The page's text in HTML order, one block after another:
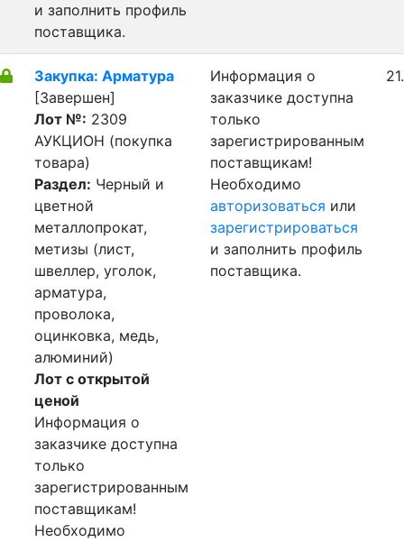
и заполнить профиль
поставщика.
Закупка: Арматура
[Завершен]
Лот №: 2309
АУКЦИОН (покупка
товара)
Раздел: Черный и
цветной
металлопрокат,
метизы (лист,
швеллер, уголок,
арматура,
проволока,
оцинковка, медь,
алюминий)
Лот с открытой
ценой
Информация о
заказчике доступна
только
зарегистрированным
поставщикам!
Необходимо
Информация о
заказчике доступна
только
зарегистрированным
поставщикам!
Необходимо
авторизоваться или
зарегистрироваться
и заполнить профиль
поставщика.